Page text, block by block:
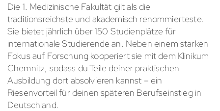
Die 1. Medizinische Fakultät gilt als die
traditionsreichste und akademisch renommierteste.
Sie bietet jährlich über 150 Studienplätze für
internationale Studierende an. Neben einem starken
Fokus auf Forschung kooperiert sie mit dem Klinikum
Chemnitz, sodass du Teile deiner praktischen
Ausbildung dort absolvieren kannst – ein
Riesenvorteil für deinen späteren Berufseinstieg in
Deutschland.